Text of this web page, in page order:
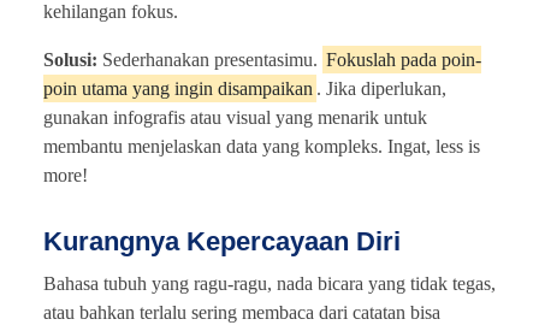
kehilangan fokus.
Solusi: Sederhanakan presentasimu. Fokuslah pada poin-
poin utama yang ingin disampaikan . Jika diperlukan,
gunakan infografis atau visual yang menarik untuk
membantu menjelaskan data yang kompleks. Ingat, less is
more!
Kurangnya Kepercayaan Diri
Bahasa tubuh yang ragu-ragu, nada bicara yang tidak tegas,
atau bahkan terlalu sering membaca dari catatan bisa